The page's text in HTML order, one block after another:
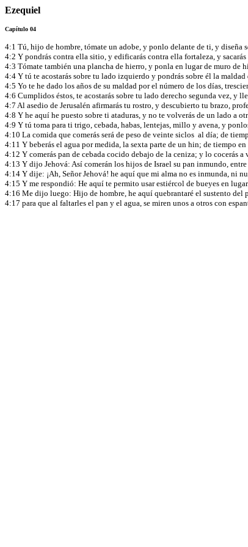
Ezequiel
Capítulo 04
4:1 Tú, hijo de hombre, tómate un adobe, y ponlo delante de ti, y diseña
4:2 Y pondrás contra ella sitio, y edificarás contra ella fortaleza, y
4:3 Tómate también una plancha de hierro, y ponla en lugar de muro de
4:4 Y tú te acostarás sobre tu lado izquierdo y pondrás sobre él la
4:5 Yo te he dado los años de su maldad por el número de los días,
4:6 Cumplidos éstos, te acostarás sobre tu lado derecho segunda vez, y
4:7 Al asedio de Jerusalén afirmarás tu rostro, y descubierto tu brazo,
4:8 Y he aquí he puesto sobre ti ataduras, y no te volverás de un lado a
4:9 Y tú toma para ti trigo, cebada, habas, lentejas, millo y avena, y
4:10 La comida que comerás será de peso de veinte siclos al día; de
4:11 Y beberás el agua por medida, la sexta parte de un hin; de tiempo
4:12 Y comerás pan de cebada cocido debajo de la ceniza; y lo cocerás
4:13 Y dijo Jehová: Así comerán los hijos de Israel su pan inmundo,
4:14 Y dije: ¡Ah, Señor Jehová! he aquí que mi alma no es inmunda, ni
4:15 Y me respondió: He aquí te permito usar estiércol de bueyes en
4:16 Me dijo luego: Hijo de hombre, he aquí quebrantaré el sustento del
4:17 para que al faltarles el pan y el agua, se miren unos a otros con